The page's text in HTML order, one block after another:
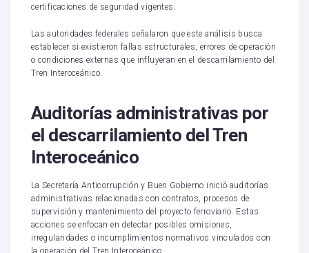
certificaciones de seguridad vigentes.
Las autoridades federales señalaron que este análisis busca
establecer si existieron fallas estructurales, errores de operación
o condiciones externas que influyeran en el descarrilamiento del
Tren Interoceánico.
Auditorías administrativas por
el descarrilamiento del Tren
Interoceánico
La Secretaría Anticorrupción y Buen Gobierno inició auditorías
administrativas relacionadas con contratos, procesos de
supervisión y mantenimiento del proyecto ferroviario. Estas
acciones se enfocan en detectar posibles omisiones,
irregularidades o incumplimientos normativos vinculados con